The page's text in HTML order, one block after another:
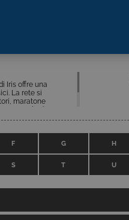
Iris offre una
La rete si
maratone
dalla
F G H
S T U